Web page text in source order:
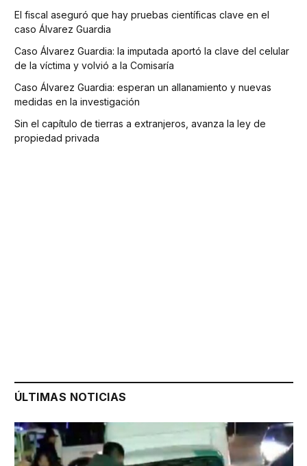
El fiscal aseguró que hay pruebas científicas clave en el
caso Álvarez Guardia
Caso Álvarez Guardia: la imputada aportó la clave del celular
de la víctima y volvió a la Comisaría
Caso Álvarez Guardia: esperan un allanamiento y nuevas
medidas en la investigación
Sin el capítulo de tierras a extranjeros, avanza la ley de
propiedad privada
ÚLTIMAS NOTICIAS